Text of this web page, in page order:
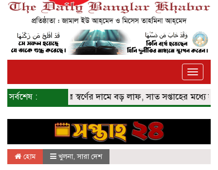
Toggle
সর্বশেষ :
বিশ্ববাজারে স্বর্ণের দামে বড় লাফ, সাত সপ্তাহের মধ্যে সর্বোচ্চ
হোম খুলনা,সারা দেশ